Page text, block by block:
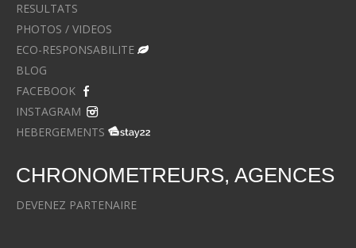
RESULTATS
PHOTOS / VIDEOS
ECO-RESPONSABILITE
BLOG
FACEBOOK
INSTAGRAM
HEBERGEMENTS
CHRONOMETREURS, AGENCES
DEVENEZ PARTENAIRE